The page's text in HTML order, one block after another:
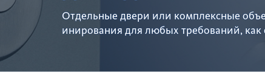
Отдельные двери или комплексные
инирования для любых требований,